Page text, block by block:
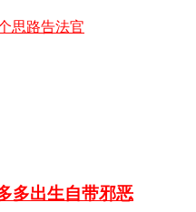
思路告法官
多出生自带邪恶